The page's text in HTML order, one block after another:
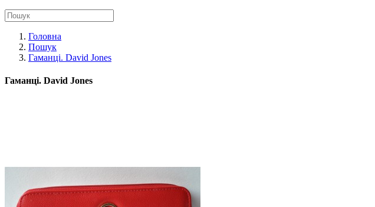
Головна
Пошук
Гаманці. David Jones
Гаманці. David Jones